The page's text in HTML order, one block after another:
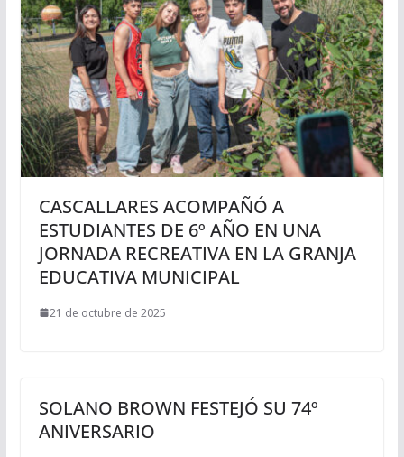
CASCALLARES ACOMPAÑÓ A
ESTUDIANTES DE 6º AÑO EN UNA
JORNADA RECREATIVA EN LA GRANJA
EDUCATIVA MUNICIPAL
21 de octubre de 2025
SOLANO BROWN FESTEJÓ SU 74º
ANIVERSARIO